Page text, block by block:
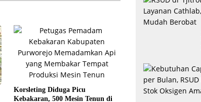
Korsleting Diduga Picu
Kebakaran, 500 Mesin Tenun di